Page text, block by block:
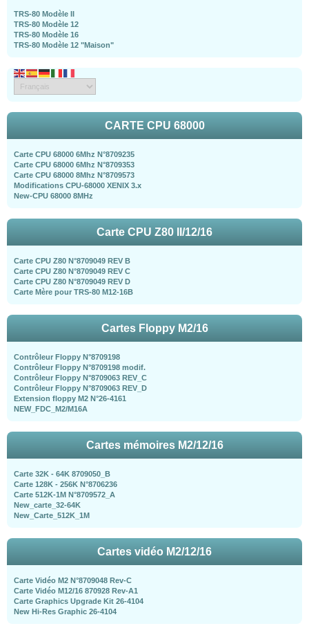
TRS-80 Modèle II
TRS-80 Modèle 12
TRS-80 Modèle 16
TRS-80 Modèle 12 "Maison"
CARTE CPU 68000
Carte CPU 68000 6Mhz N°8709235
Carte CPU 68000 6Mhz N°8709353
Carte CPU 68000 8Mhz N°8709573
Modifications CPU-68000 XENIX 3.x
New-CPU 68000 8MHz
Carte CPU Z80 II/12/16
Carte CPU Z80 N°8709049 REV B
Carte CPU Z80 N°8709049 REV C
Carte CPU Z80 N°8709049 REV D
Carte Mère pour TRS-80 M12-16B
Cartes Floppy M2/16
Contrôleur Floppy N°8709198
Contrôleur Floppy N°8709198 modif.
Contrôleur Floppy N°8709063 REV_C
Contrôleur Floppy N°8709063 REV_D
Extension floppy M2 N°26-4161
NEW_FDC_M2/M16A
Cartes mémoires M2/12/16
Carte 32K - 64K 8709050_B
Carte 128K - 256K N°8706236
Carte 512K-1M N°8709572_A
New_carte_32-64K
New_Carte_512K_1M
Cartes vidéo M2/12/16
Carte Vidéo M2 N°8709048 Rev-C
Carte Vidéo M12/16 870928 Rev-A1
Carte Graphics Upgrade Kit 26-4104
New Hi-Res Graphic 26-4104